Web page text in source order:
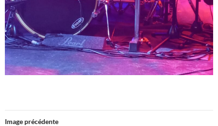
Image précédente